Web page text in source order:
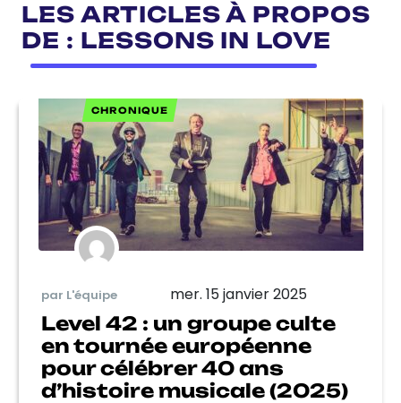
LES ARTICLES À PROPOS
DE : LESSONS IN LOVE
CHRONIQUE
par L'équipe mer. 15 janvier 2025
Level 42 : un groupe culte
en tournée européenne
pour célébrer 40 ans
d’histoire musicale (2025)